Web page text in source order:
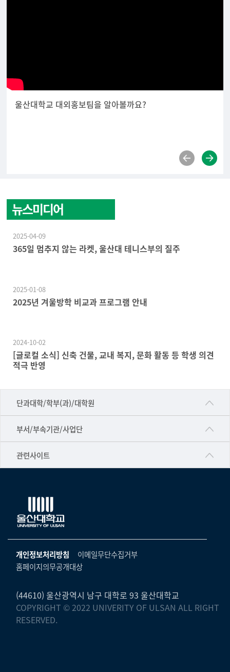
울산대학교 대외홍보팀을 알아볼까요?
뉴스미디어
2025-04-09
365일 멈추지 않는 라켓, 울산대 테니스부의 질주
2025-01-08
2025년 겨울방학 비교과 프로그램 안내
2024-10-02
[글로컬 소식] 신축 건물, 교내 복지, 문화 활동 등 학생 의견
적극 반영
단과대학/학부(과)/대학원
■인문대학
▷국어국문학부
▷일본어·일본학과
▷프랑스어·프랑스학과
▷스페인·중남미학과
▷철학·상담학과
■사회과학대학
▷사회과학부
ㆍ경제학전공
부서/부속기관/사업단
공동기기센터
공학교육혁신센터
국제교류처
기초과학연구소
물리BK 미래혁신응집물질물리인재교육연구단
미래기술혁신융합형인재양성센터
반구대암각화유적보존연구소
관련사이트
건강가정지원센터
교수협의회
노동조합
생명윤리위원회
온라인 기술거래 플랫폼
울산대신문
울산대학교병원
캠퍼스안전관리
개인정보처리방침
이메일무단수집거부
홈페이지의무공개대상
(44610) 울산광역시 남구 대학로 93 울산대학교
COPYRIGHT © 2022 UNIVERITY OF ULSAN ALL RIGHT
RESERVED.